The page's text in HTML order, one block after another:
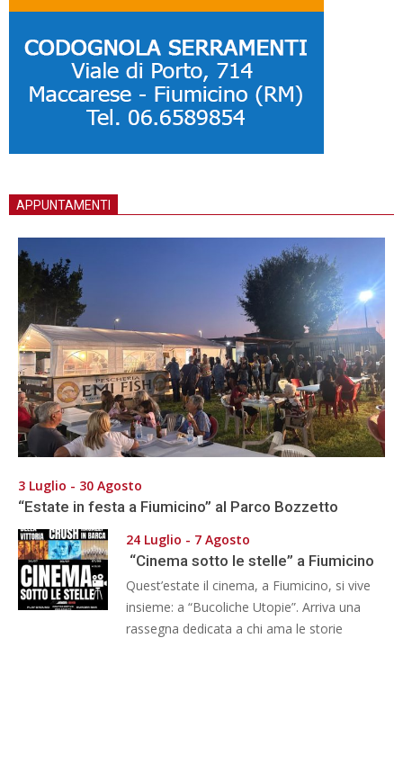
APPUNTAMENTI
3 Luglio - 30 Agosto
“Estate in festa a Fiumicino” al Parco Bozzetto
24 Luglio - 7 Agosto
“Cinema sotto le stelle” a Fiumicino
Quest’estate il cinema, a Fiumicino, si vive
insieme: a “Bucoliche Utopie”. Arriva una
rassegna dedicata a chi ama le storie